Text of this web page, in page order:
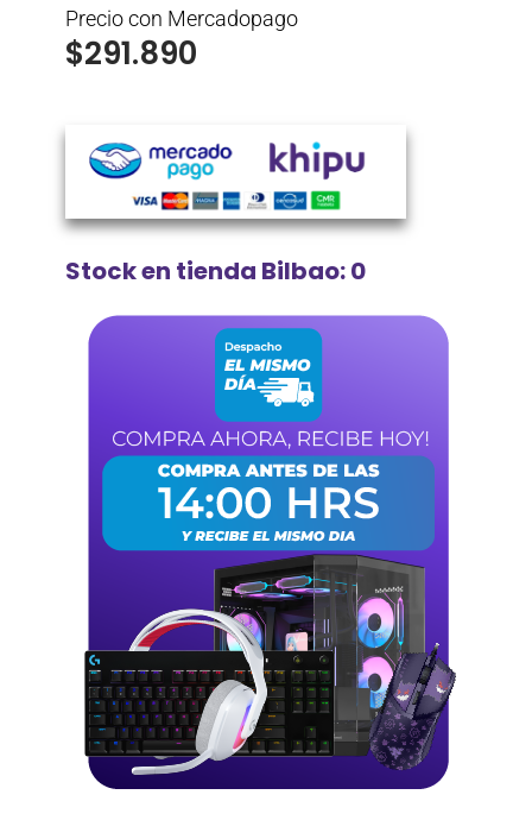
Precio con Mercadopago
$291.890
Stock en tienda Bilbao: 0